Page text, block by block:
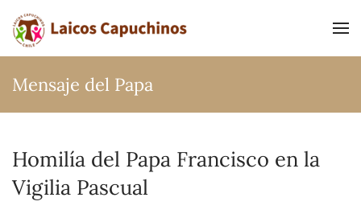
Ir al contenido principal
Mensaje del Papa
Homilía del Papa Francisco en la
Vigilia Pascual